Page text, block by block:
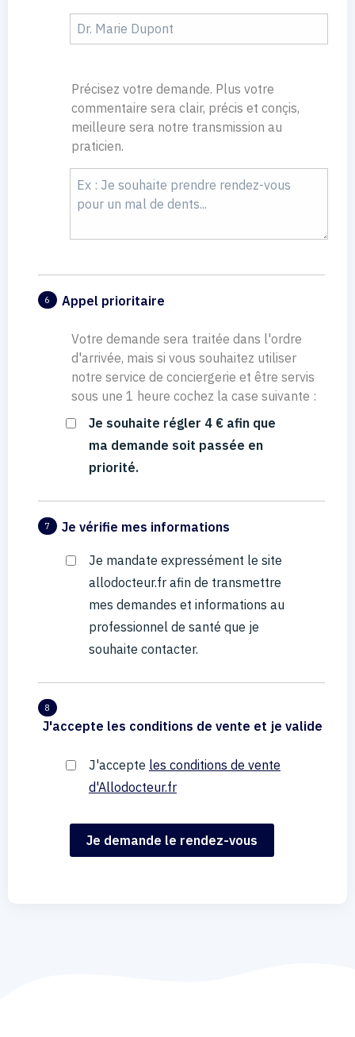
Précisez votre demande. Plus votre
commentaire sera clair, précis et conçis,
meilleure sera notre transmission au
praticien.
6 Appel prioritaire
Votre demande sera traitée dans l'ordre
d'arrivée, mais si vous souhaitez utiliser
notre service de conciergerie et être servis
sous une 1 heure cochez la case suivante :
Je souhaite régler 4 € afin que
ma demande soit passée en
priorité.
7 Je vérifie mes informations
Je mandate expressément le site
allodocteur.fr afin de transmettre
mes demandes et informations au
professionnel de santé que je
souhaite contacter.
8
J'accepte les conditions de vente et je valide
J'accepte les conditions de vente
d'Allodocteur.fr